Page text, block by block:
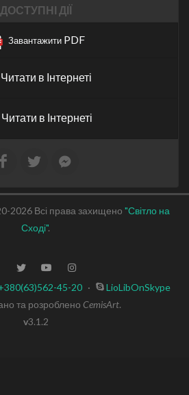
ДОСТУПНІ ДІЇ
ЗавантажитиPDF
Читати в Інтернеті
Читати в Інтернеті
2026 Всі права захищено "Світло на
Сході".
45-20 ·
LioLibOnSkype
та розроблено CemisArt.
v3.1.2